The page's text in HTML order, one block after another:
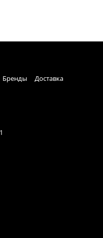
Бренды
Доставка